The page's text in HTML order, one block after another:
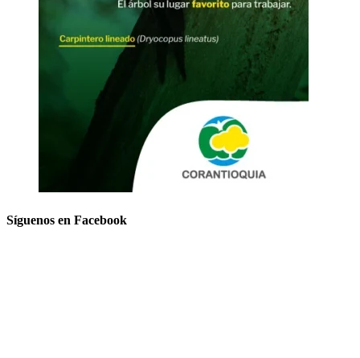
Síguenos en Facebook